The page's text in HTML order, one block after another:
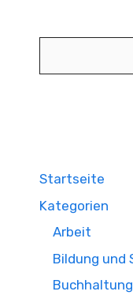
Startseite
Kategorien
Arbeit
Bildung und
Buchhaltung